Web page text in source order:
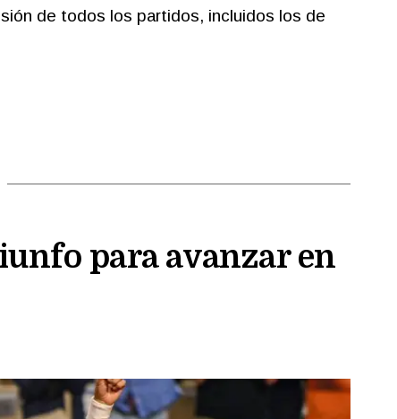
de todos los partidos, incluidos los de
para avanzar en